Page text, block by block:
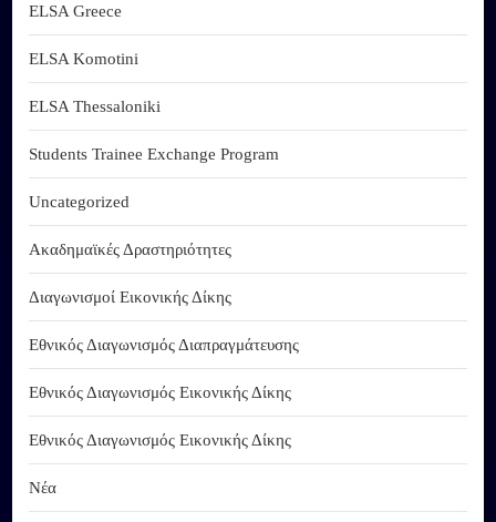
ELSA Greece
ELSA Komotini
ELSA Thessaloniki
Students Trainee Exchange Program
Uncategorized
Ακαδημαϊκές Δραστηριότητες
Διαγωνισμοί Εικονικής Δίκης
Εθνικός Διαγωνισμός Διαπραγμάτευσης
Εθνικός Διαγωνισμός Εικονικής Δίκης
Εθνικός Διαγωνισμός Εικονικής Δίκης
Νέα